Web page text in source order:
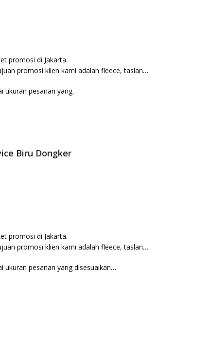
promosi di Jakarta.
promosi klien kami adalah fleece, taslan
ukuran pesanan yang…
Biru Dongker
promosi di Jakarta.
promosi klien kami adalah fleece, taslan
ukuran pesanan yang disesuaikan…